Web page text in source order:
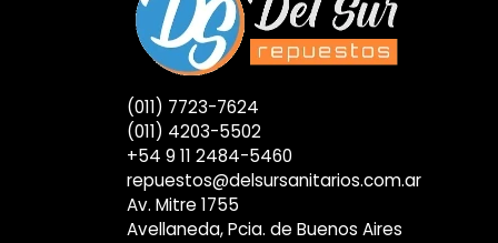
(011) 7723-7624
(011) 4203-5502
+54 9 11 2484-5460
repuestos@delsursanitarios.com.ar
Av. Mitre 1755
Avellaneda, Pcia. de Buenos Aires